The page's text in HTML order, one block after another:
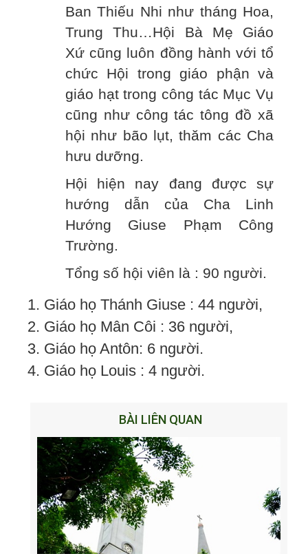
Ban Thiếu Nhi như tháng Hoa,
Trung Thu…Hội Bà Mẹ Giáo
Xứ cũng luôn đồng hành với tổ
chức Hội trong giáo phận và
giáo hạt trong công tác Mục Vụ
cũng như công tác tông đồ xã
hội như bão lụt, thăm các Cha
hưu dưỡng.
Hội hiện nay đang được sự
hướng dẫn của Cha Linh
Hướng Giuse Phạm Công
Trường.
Tổng số hội viên là : 90 người.
1. Giáo họ Thánh Giuse : 44 người,
2. Giáo họ Mân Côi : 36 người,
3. Giáo họ Antôn: 6 người.
4. Giáo họ Louis : 4 người.
BÀI LIÊN QUAN